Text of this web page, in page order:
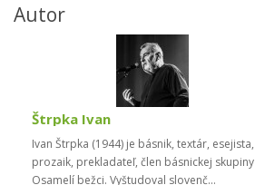
Autor
Štrpka Ivan
Ivan Štrpka (1944) je básnik, textár, esejista,
prozaik, prekladateľ, člen básnickej skupiny
Osamelí bežci. Vyštudoval slovenč...